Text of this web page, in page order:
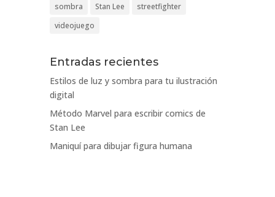
sombra
Stan Lee
streetfighter
videojuego
Entradas recientes
Estilos de luz y sombra para tu ilustración
digital
Método Marvel para escribir comics de
Stan Lee
Maniquí para dibujar figura humana